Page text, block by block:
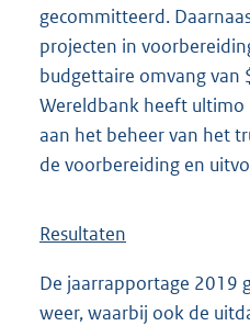
gecommitteerd.
projecten in
budgettaire omvang van
Wereldbank heeft
aan het beheer van het
de voorbereiding en
Resultaten
De jaarrapportage 2019
weer, waarbij ook de